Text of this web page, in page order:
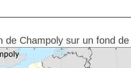
de Champoly sur un fond